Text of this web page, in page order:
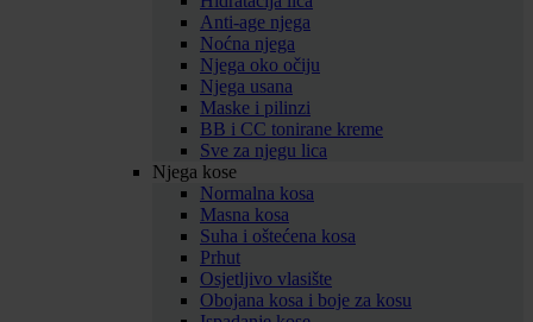
Anti-age njega
Noćna njega
Njega oko očiju
Njega usana
Maske i pilinzi
BB i CC tonirane kreme
Sve za njegu lica
Njega kose
Normalna kosa
Masna kosa
Suha i oštećena kosa
Prhut
Osjetljivo vlasište
Obojana kosa i boje za kosu